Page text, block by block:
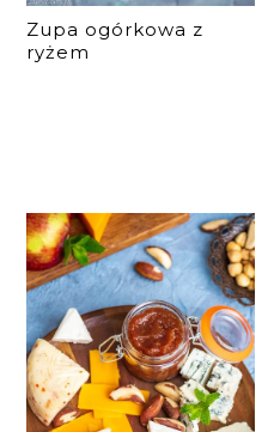
Zupa ogórkowa z
ryżem